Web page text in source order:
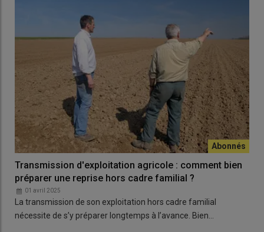
Transmission d'exploitation agricole : comment bien
préparer une reprise hors cadre familial ?
01 avril 2025
La transmission de son exploitation hors cadre familial
nécessite de s’y préparer longtemps à l’avance. Bien…